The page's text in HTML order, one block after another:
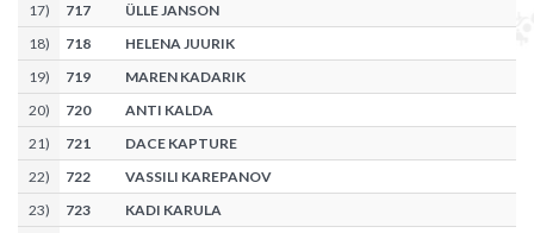
17) 717
ÜLLE JANSON
18) 718
HELENA JUURIK
19) 719
MAREN KADARIK
20) 720
ANTI KALDA
21) 721
DACE KAPTURE
22) 722
VASSILI KAREPANOV
23) 723
KADI KARULA